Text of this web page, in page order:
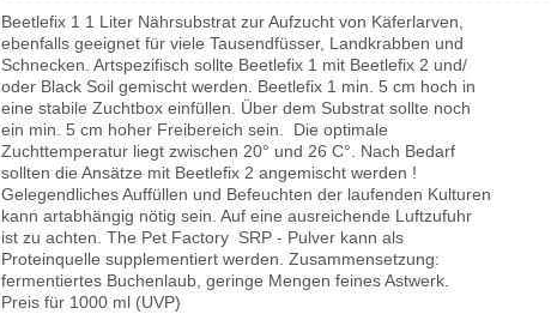
Beetlefix 1 1 Liter Nährsubstrat zur Aufzucht von Käferlarven,
ebenfalls geeignet für viele Tausendfüsser, Landkrabben und
Schnecken. Artspezifisch sollte Beetlefix 1 mit Beetlefix 2 und/
oder Black Soil gemischt werden. Beetlefix 1 min. 5 cm hoch in
eine stabile Zuchtbox einfüllen. Über dem Substrat sollte noch
ein min. 5 cm hoher Freibereich sein. Die optimale
Zuchttemperatur liegt zwischen 20° und 26 C°. Nach Bedarf
sollten die Ansätze mit Beetlefix 2 angemischt werden !
Gelegendliches Auffüllen und Befeuchten der laufenden Kulturen
kann artabhängig nötig sein. Auf eine ausreichende Luftzufuhr
ist zu achten.The Pet Factory SRP - Pulver kann als
Proteinquelle supplementiert werden.Zusammensetzung:
fermentiertes Buchenlaub, geringe Mengen feines Astwerk.
Preis für 1000 ml (UVP)